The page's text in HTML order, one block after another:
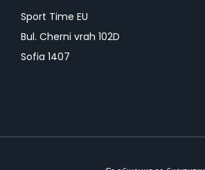
Sport Time EU
Bul. Cherni vrah 102D
Sofia 1407